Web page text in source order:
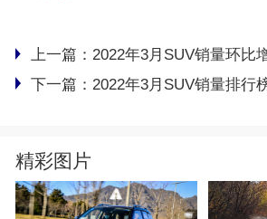
上一篇： 2022年3月SUV销量环比增幅
下一篇： 2022年3月SUV销量排行
精彩图片